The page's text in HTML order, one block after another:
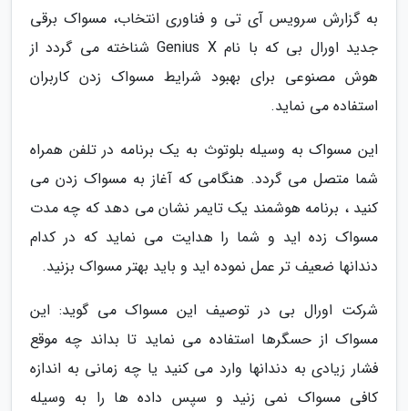
به گزارش سرویس آی تی و فناوری انتخاب، مسواک برقی
جدید اورال بی که با نام Genius X شناخته می گردد از
هوش مصنوعی برای بهبود شرایط مسواک زدن کاربران
استفاده می نماید.
این مسواک به وسیله بلوتوث به یک برنامه در تلفن همراه
شما متصل می گردد. هنگامی که آغاز به مسواک زدن می
کنید ، برنامه هوشمند یک تایمر نشان می دهد که چه مدت
مسواک زده اید و شما را هدایت می نماید که در کدام
دندانها ضعیف تر عمل نموده اید و باید بهتر مسواک بزنید.
شرکت اورال بی در توصیف این مسواک می گوید: این
مسواک از حسگرها استفاده می نماید تا بداند چه موقع
فشار زیادی به دندانها وارد می کنید یا چه زمانی به اندازه
کافی مسواک نمی زنید و سپس داده ها را به وسیله